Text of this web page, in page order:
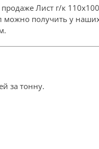
Лист г/к
можно получить у
за тонну.